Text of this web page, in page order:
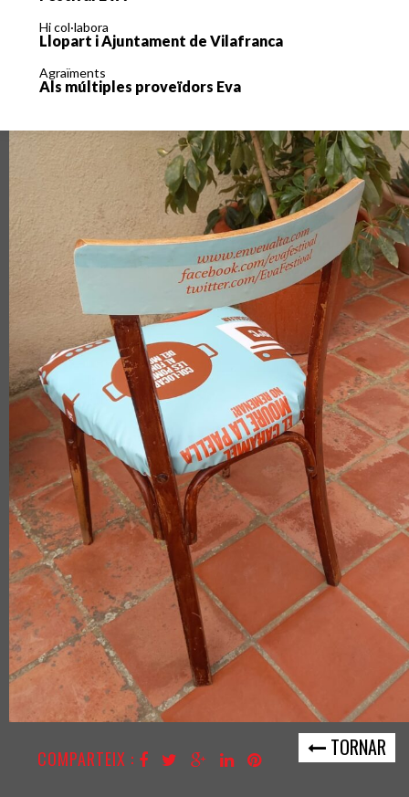
Hi col·labora
Llopart i Ajuntament de Vilafranca
Agraïments
Als múltiples proveïdors Eva
TORNAR
COMPARTEIX :